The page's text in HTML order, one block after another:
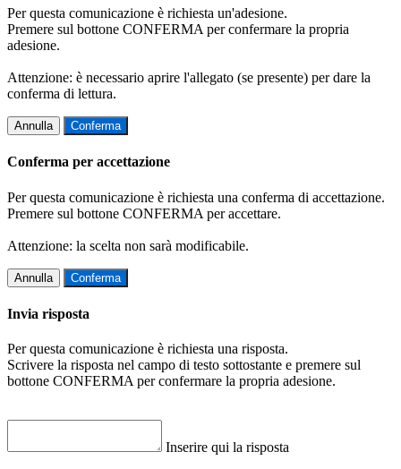
Per questa comunicazione è richiesta un'adesione.
Premere sul bottone CONFERMA per confermare la propria
adesione.
Attenzione: è necessario aprire l'allegato (se presente) per dare la
conferma di lettura.
Annulla Conferma
Conferma per accettazione
Per questa comunicazione è richiesta una conferma di accettazione.
Premere sul bottone CONFERMA per accettare.
Attenzione: la scelta non sarà modificabile.
Annulla Conferma
Invia risposta
Per questa comunicazione è richiesta una risposta.
Scrivere la risposta nel campo di testo sottostante e premere sul
bottone CONFERMA per confermare la propria adesione.
Inserire qui la risposta